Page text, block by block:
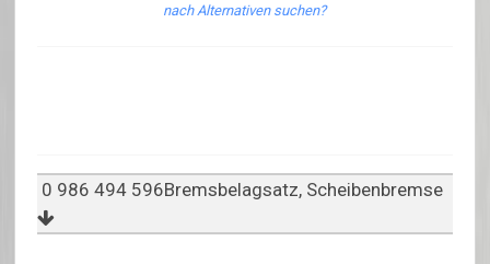
nach Alternativen suchen?
0 986 494 596Bremsbelagsatz, Scheibenbremse